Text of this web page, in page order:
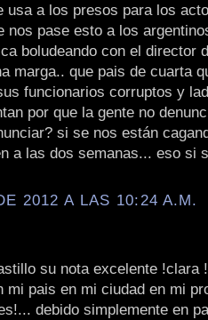
usa a los presos para los
nos pase esto a los
boludeando con el director
marga.. que pais de cuarta
funcionarios corruptos y
por que la gente no
si se nos están
a las dos semanas... eso si
2012 A LAS 10:24 A.M.
su nota excelente !clara
mi pais en mi ciudad en mi
debido simplemente en